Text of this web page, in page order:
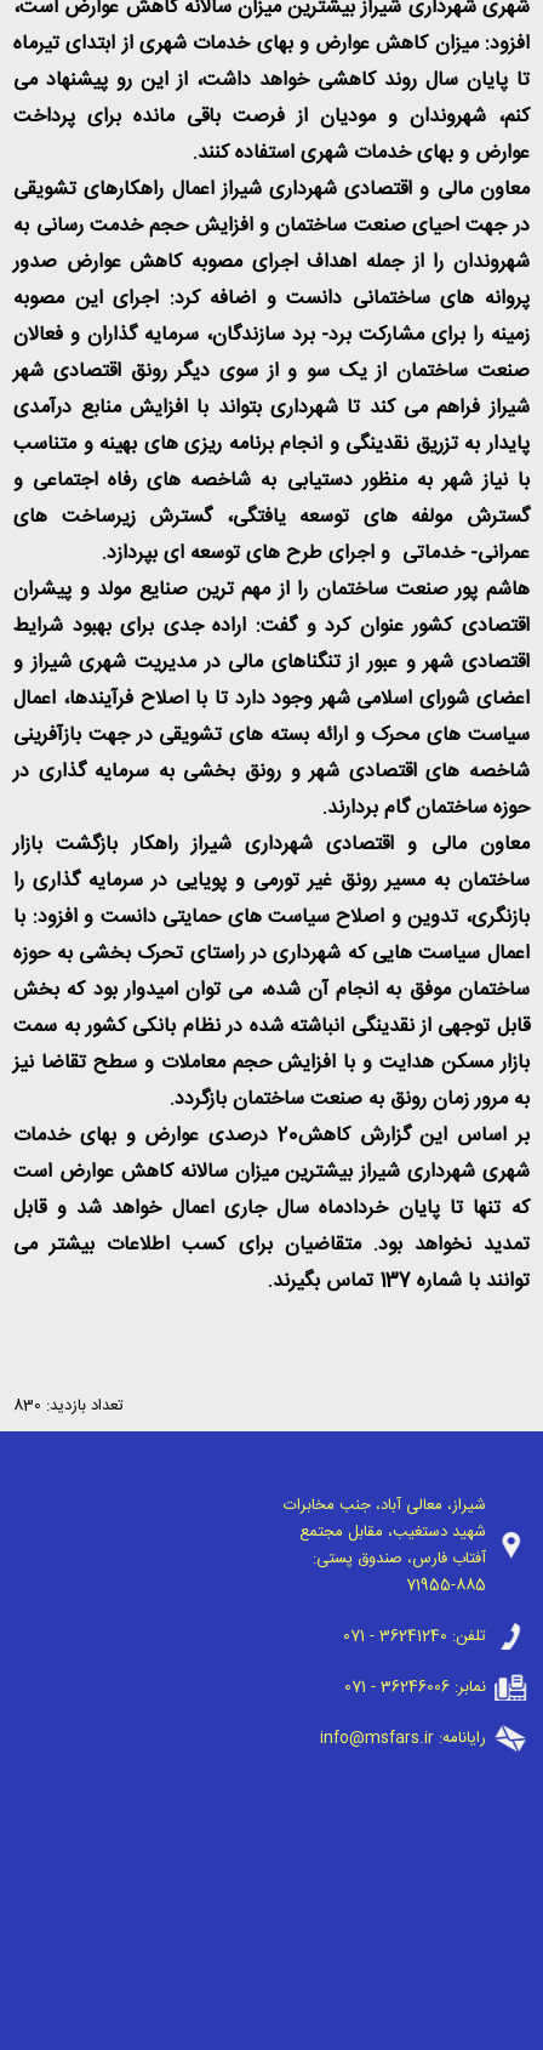
شهری شهرداری شیراز بیشترین میزان سالانه کاهش عوارض است،
افزود: میزان کاهش عوارض و بهای خدمات شهری از ابتدای تیرماه
تا پایان سال روند کاهشی خواهد داشت، از این رو پیشنهاد می
کنم، شهروندان و مودیان از فرصت باقی مانده برای پرداخت
عوارض و بهای خدمات شهری استفاده کنند.
معاون مالی و اقتصادی شهرداری شیراز اعمال راهکارهای تشویقی
در جهت احیای صنعت ساختمان و افزایش حجم خدمت رسانی به
شهروندان را از جمله اهداف اجرای مصوبه کاهش عوارض صدور
پروانه های ساختمانی دانست و اضافه کرد: اجرای این مصوبه
زمینه را برای مشارکت برد- برد سازندگان، سرمایه گذاران و فعالان
صنعت ساختمان از یک سو و از سوی دیگر رونق اقتصادی شهر
شیراز فراهم می کند تا شهرداری بتواند با افزایش منابع درآمدی
پایدار به تزریق نقدینگی و انجام برنامه ریزی های بهینه و متناسب
با نیاز شهر به منظور دستیابی به شاخصه های رفاه اجتماعی و
گسترش مولفه های توسعه یافتگی، گسترش زیرساخت های
عمرانی- خدماتی و اجرای طرح های توسعه ای بپردازد.
هاشم پور صنعت ساختمان را از مهم ترین صنایع مولد و پیشران
اقتصادی کشور عنوان کرد و گفت: اراده جدی برای بهبود شرایط
اقتصادی شهر و عبور از تنگناهای مالی در مدیریت شهری شیراز و
اعضای شورای اسلامی شهر وجود دارد تا با اصلاح فرآیندها، اعمال
سیاست های محرک و ارائه بسته های تشویقی در جهت بازآفرینی
شاخصه های اقتصادی شهر و رونق بخشی به سرمایه گذاری در
حوزه ساختمان گام بردارند.
معاون مالی و اقتصادی شهرداری شیراز راهکار بازگشت بازار
ساختمان به مسیر رونق غیر تورمی و پویایی در سرمایه گذاری را
بازنگری، تدوین و اصلاح سیاست های حمایتی دانست و افزود: با
اعمال سیاست هایی که شهرداری در راستای تحرک بخشی به حوزه
ساختمان موفق به انجام آن شده، می توان امیدوار بود که بخش
قابل توجهی از نقدینگی انباشته شده در نظام بانکی کشور به سمت
بازار مسکن هدایت و با افزایش حجم معاملات و سطح تقاضا نیز
به مرور زمان رونق به صنعت ساختمان بازگردد.
بر اساس این گزارش کاهش20 درصدی عوارض و بهای خدمات
شهری شهرداری شیراز بیشترین میزان سالانه کاهش عوارض است
که تنها تا پایان خردادماه سال جاری اعمال خواهد شد و قابل
تمدید نخواهد بود. متقاضیان برای کسب اطلاعات بیشتر می
توانند با شماره 137 تماس بگیرند.
تعداد بازدید: 830
شیراز، معالی آباد، جنب مخابرات
شهید دستغیب، مقابل مجتمع
آفتاب فارس، صندوق پستی:
71955-885
تلفن: 071 - 36241240
نمابر:071 - 36246006
رایانامه:info@msfars.ir